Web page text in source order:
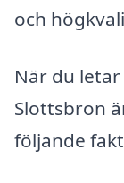
och
När du
Slottsbron
följande